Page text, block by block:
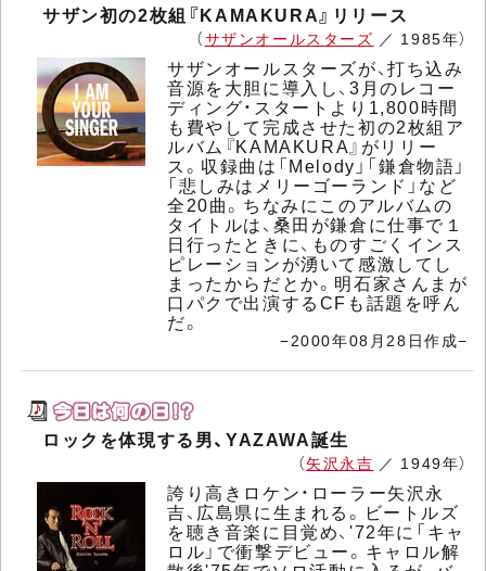
サザン初の2枚組『KAMAKURA』リリース
（サザンオールスターズ ／ 1985年）
サザンオールスターズが、打ち込み
音源を大胆に導入し、3月のレコー
ディング・スタートより1,800時間
も費やして完成させた初の2枚組ア
ルバム『KAMAKURA』がリリー
ス。収録曲は「Melody」「鎌倉物語」
「悲しみはメリーゴーランド」など
全20曲。ちなみにこのアルバムの
タイトルは、桑田が鎌倉に仕事で１
日行ったときに、ものすごくインス
ピレーションが湧いて感激してし
まったからだとか。明石家さんまが
口パクで出演するCFも話題を呼ん
だ。
−2000年08月28日作成−
ロックを体現する男、YAZAWA誕生
（矢沢永吉 ／ 1949年）
誇り高きロケン・ローラー矢沢永
吉、広島県に生まれる。ビートルズ
を聴き音楽に目覚め、'72年に「キャ
ロル」で衝撃デビュー。キャロル解